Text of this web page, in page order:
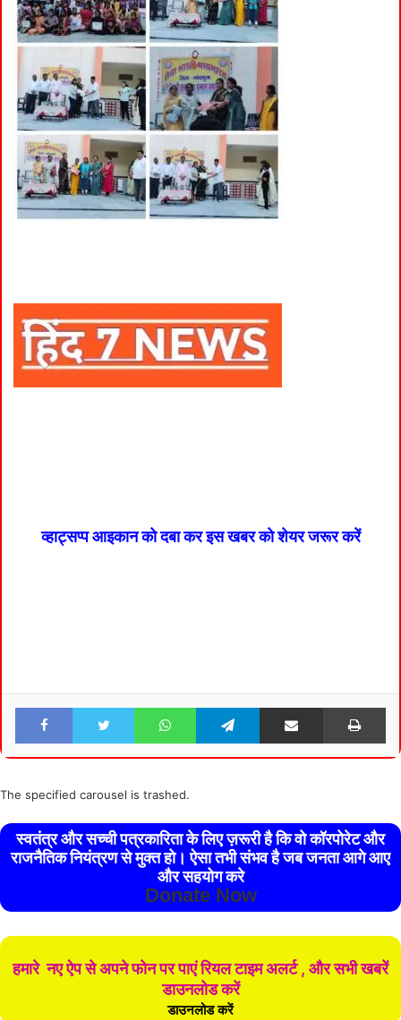
व्हाट्सप्प आइकान को दबा कर इस खबर को शेयर जरूर करें
Facebook Twitter WhatsApp Telegram Share via Email
The specified carousel is trashed.
स्वतंत्र और सच्ची पत्रकारिता के लिए ज़रूरी है कि वो कॉरपोरेट और
राजनैतिक नियंत्रण से मुक्त हो। ऐसा तभी संभव है जब जनता आगे आए
और सहयोग करे
Donate Now
हमारे नए ऐप से अपने फोन पर पाएं रियल टाइम अलर्ट , और सभी खबरें
डाउनलोड करें
डाउनलोड करें